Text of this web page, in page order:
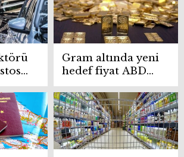
altında kaldı!
Dolar ve Euro’da
son durum
Gram altında yeni
hedef fiyat ABD
verilerini
beklerken belli
oldu